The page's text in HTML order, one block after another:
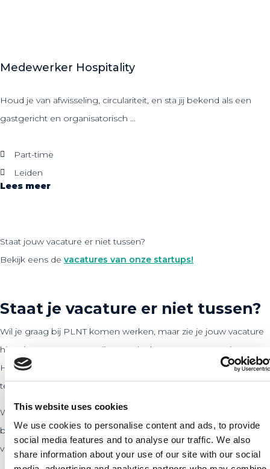
This website uses cookies
We use cookies to personalise content and ads, to provide
social media features and to analyse our traffic. We also
share information about your use of our site with our social
Medewerker Hospitality
Houd je van afwisseling, circulariteit, en sta jij bekend als een
gastgericht en organisatorisch ...
Part-time
Leiden
Lees meer
Staat jouw vacature er niet tussen?
Bekijk eens de vacatures van onze startups!
Staat je vacature er niet tussen?
Wil je graag bij PLNT komen werken, maar zie je jouw vacature
hier niet tussen staan? Bij PLNT denken we graag met je mee.
Hiernaast vind je verschillende manieren om met ons in contact
te komen over een eventuele functie bij PLNT.
Wil je verder kijken dan alleen het PLNT-team? Klik dan op de
bovenstaande button naar onze startupvacaturepagina. Hier
vind je alle actuele vacatures van onze startups.